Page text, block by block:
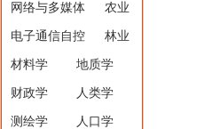
网络与多媒体 农业
电子通信自控 林业
材料学 地质学
财政学 人类学
测绘学 人口学